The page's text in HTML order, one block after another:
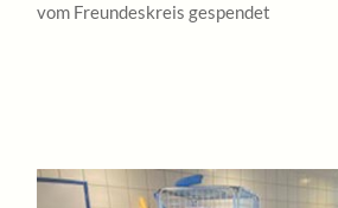
vom Freundeskreis gespendet